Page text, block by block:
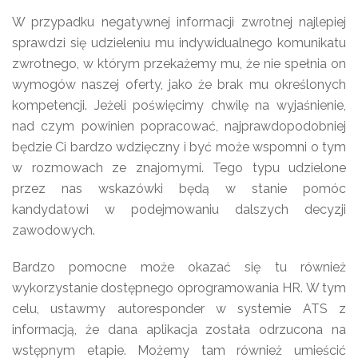
W przypadku negatywnej informacji zwrotnej najlepiej
sprawdzi się udzieleniu mu indywidualnego komunikatu
zwrotnego, w którym przekażemy mu, że nie spełnia on
wymogów naszej oferty, jako że brak mu określonych
kompetencji. Jeżeli poświęcimy chwilę na wyjaśnienie,
nad czym powinien popracować, najprawdopodobniej
będzie Ci bardzo wdzięczny i być może wspomni o tym
w rozmowach ze znajomymi. Tego typu udzielone
przez nas wskazówki będą w stanie pomóc
kandydatowi w podejmowaniu dalszych decyzji
zawodowych.
Bardzo pomocne może okazać się tu również
wykorzystanie dostępnego oprogramowania HR. W tym
celu, ustawmy autoresponder w systemie ATS z
informacją, że dana aplikacja została odrzucona na
wstępnym etapie. Możemy tam również umieścić